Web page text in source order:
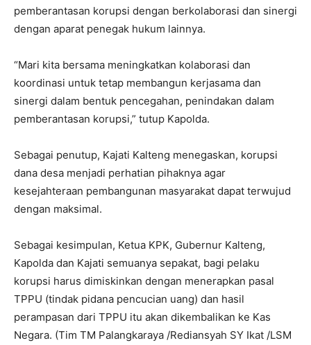
pemberantasan korupsi dengan berkolaborasi dan sinergi
dengan aparat penegak hukum lainnya.
“Mari kita bersama meningkatkan kolaborasi dan
koordinasi untuk tetap membangun kerjasama dan
sinergi dalam bentuk pencegahan, penindakan dalam
pemberantasan korupsi,” tutup Kapolda.
Sebagai penutup, Kajati Kalteng menegaskan, korupsi
dana desa menjadi perhatian pihaknya agar
kesejahteraan pembangunan masyarakat dapat terwujud
dengan maksimal.
Sebagai kesimpulan, Ketua KPK, Gubernur Kalteng,
Kapolda dan Kajati semuanya sepakat, bagi pelaku
korupsi harus dimiskinkan dengan menerapkan pasal
TPPU (tindak pidana pencucian uang) dan hasil
perampasan dari TPPU itu akan dikembalikan ke Kas
Negara. (Tim TM Palangkaraya /Rediansyah SY Ikat /LSM